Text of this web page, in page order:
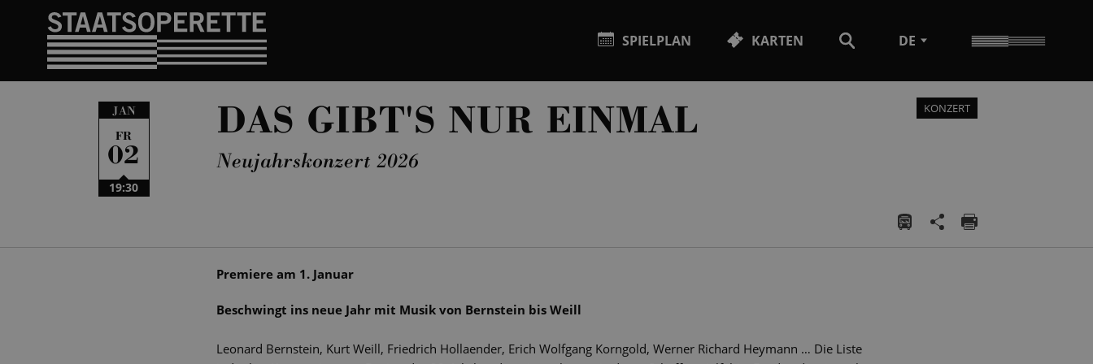
SPIELPLAN KARTEN DE
JAN
FR
02
19:30
KONZERT
DAS GIBT'S NUR EINMAL
Neujahrskonzert 2026
Premiere am 1. Januar
Beschwingt ins neue Jahr mit Musik von Bernstein bis Weill
Leonard Bernstein, Kurt Weill, Friedrich Hollaender, Erich Wolfgang Korngold, Werner Richard Heymann … Die Liste